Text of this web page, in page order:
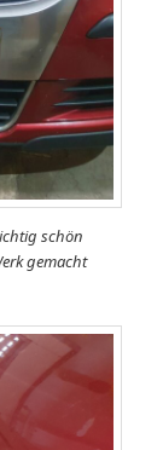
schön
gemacht